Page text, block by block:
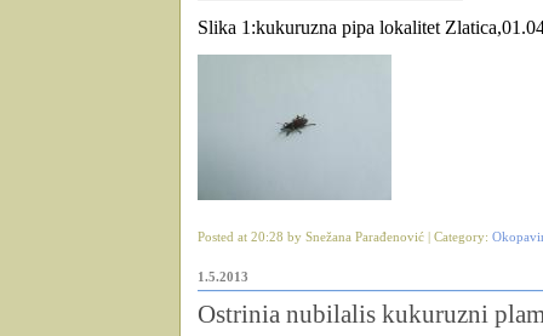
Slika 1:kukuruzna pipa lokalitet
Posted at 20:28 by Snežana Parađenović | Category:
1.5.2013
Ostrinia nubilalis kukuruzni